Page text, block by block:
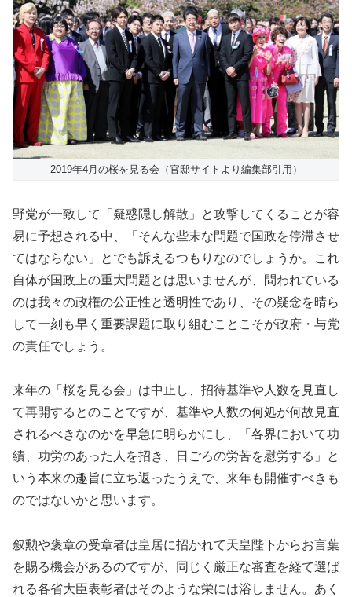
2019年4月の桜を見る会（官邸サイトより編集部引用）
野党が一致して「疑惑隠し解散」と攻撃してくることが容
易に予想される中、「そんな些末な問題で国政を停滞させ
てはならない」とでも訴えるつもりなのでしょうか。これ
自体が国政上の重大問題とは思いませんが、問われている
のは我々の政権の公正性と透明性であり、その疑念を晴ら
して一刻も早く重要課題に取り組むことこそが政府・与党
の責任でしょう。
来年の「桜を見る会」は中止し、招待基準や人数を見直し
て再開するとのことですが、基準や人数の何処が何故見直
されるべきなのかを早急に明らかにし、「各界において功
績、功労のあった人を招き、日ごろの労苦を慰労する」と
いう本来の趣旨に立ち返ったうえで、来年も開催すべきも
のではないかと思います。
叙勲や褒章の受章者は皇居に招かれて天皇陛下からお言葉
を賜る機会があるのですが、同じく厳正な審査を経て選ば
れる各省大臣表彰者はそのような栄には浴しません。あく